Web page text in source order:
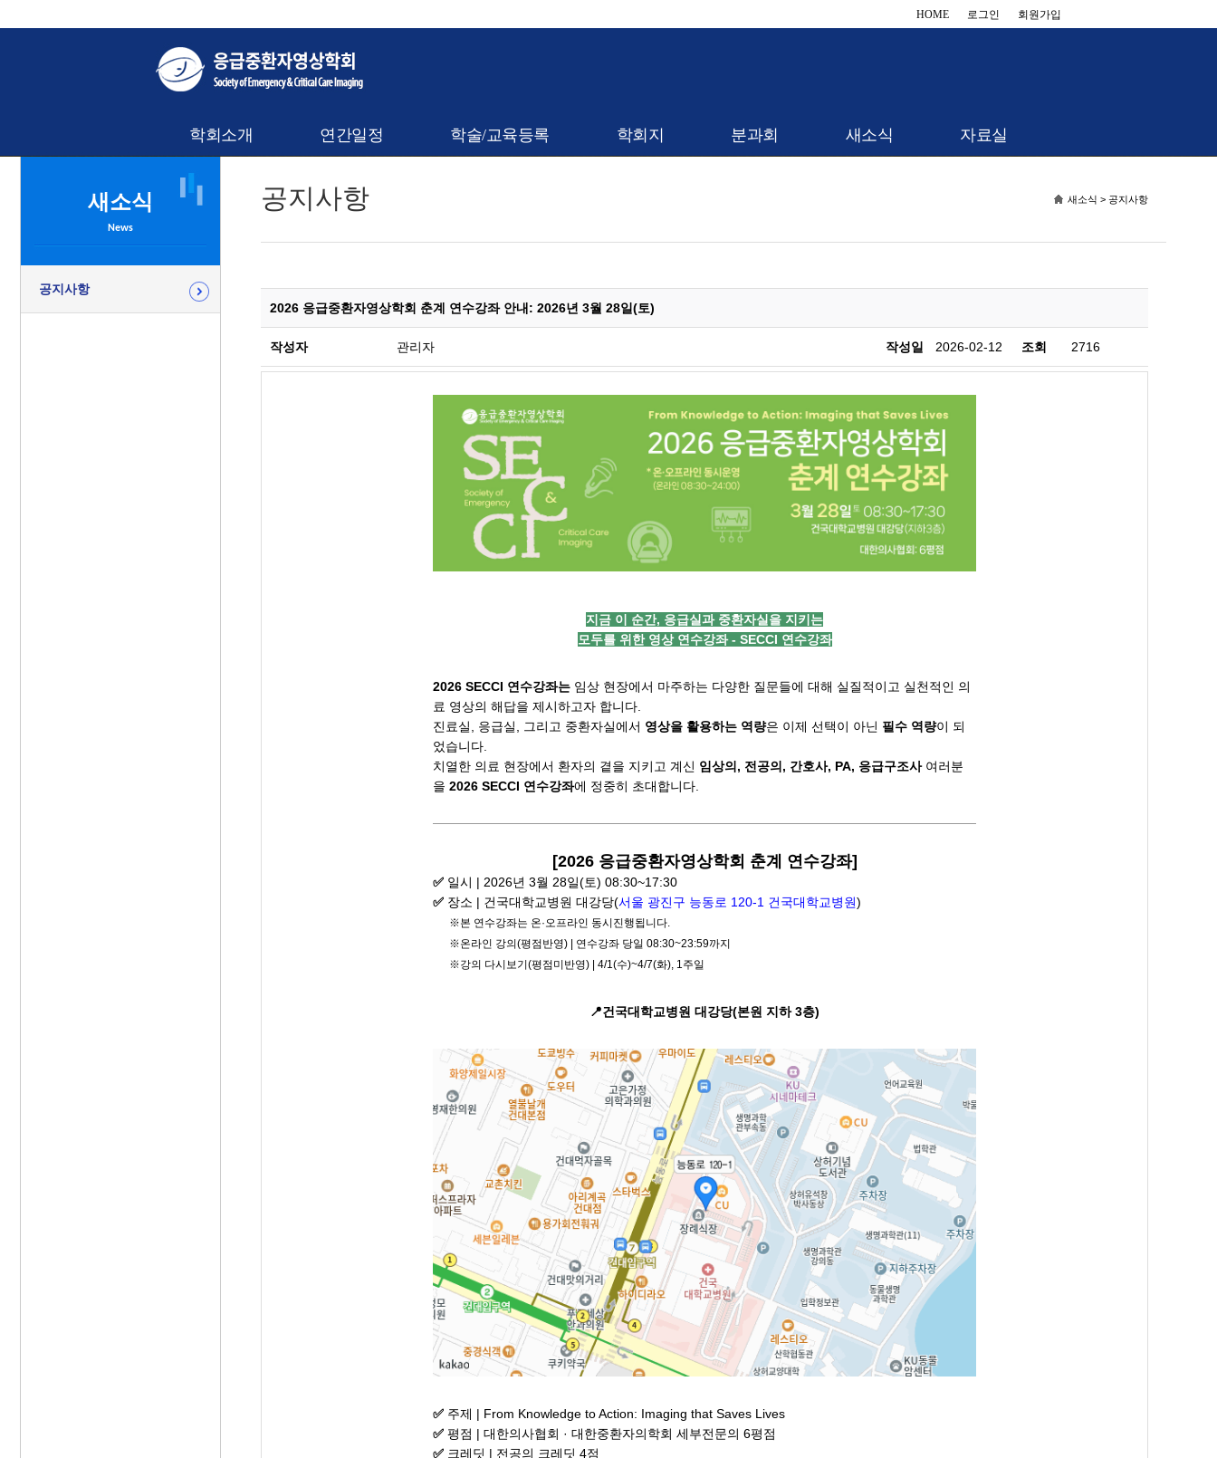
HOME 로그인 회원가입
학회소개 연간일정 학술/교육등록 학회지 분과회 새소식 자료실
새소식
News
공지사항
공지사항 새소식 > 공지사항
2026 응급중환자영상학회 춘계 연수강좌 안내: 2026년 3월 28일(토)
작성자 관리자 작성일 2026-02-12 조회 2716
지금 이 순간, 응급실과 중환자실을 지키는
모두를 위한 영상 연수강좌 - SECCI 연수강좌
2026 SECCI 연수강좌는 임상 현장에서 마주하는 다양한 질문들에 대해 실질적이고 실천적인 의
료 영상의 해답을 제시하고자 합니다.
진료실, 응급실, 그리고 중환자실에서 영상을 활용하는 역량은 이제 선택이 아닌 필수 역량이 되
었습니다.
치열한 의료 현장에서 환자의 곁을 지키고 계신 임상의 , 전공의 , 간호사, PA, 응급구조사여러분
을 2026 SECCI 연수강좌에 정중히 초대합니다.
[2026 응급중환자영상학회 춘계 연수강좌]
✅ 일시 | 2026년 3월 28일(토) 08:30~17:30
✅ 장소 | 건국대학교병원 대강당(서울 광진구 능동로 120-1 건국대학교병원)
※본 연수강좌는 온·오프라인 동시진행됩니다.
※온라인 강의(평점반영) | 연수강좌 당일 08:30~23:59까지
※강의 다시보기(평점미반영) | 4/1(수)~4/7(화), 1주일
📍건국대학교병원 대강당(본원 지하 3층)
✅ 주제 | From Knowledge to Action: Imaging that Saves Lives
✅ 평점 | 대한의사협회 · 대한중환자의학회 세부전문의 6평점
✅ 크레딧 | 전공의 크레딧 4점